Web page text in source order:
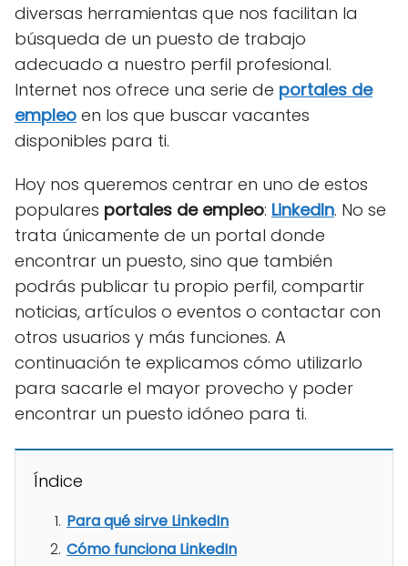
diversas herramientas que nos facilitan la
búsqueda de un puesto de trabajo
adecuado a nuestro perfil profesional.
Internet nos ofrece una serie de portales de
empleo en los que buscar vacantes
disponibles para ti.
Hoy nos queremos centrar en uno de estos
populares portales de empleo: LinkedIn. No se
trata únicamente de un portal donde
encontrar un puesto, sino que también
podrás publicar tu propio perfil, compartir
noticias, artículos o eventos o contactar con
otros usuarios y más funciones. A
continuación te explicamos cómo utilizarlo
para sacarle el mayor provecho y poder
encontrar un puesto idóneo para ti.
Índice
Para qué sirve LinkedIn
Cómo funciona LinkedIn